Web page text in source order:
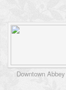
Downtown Abbey